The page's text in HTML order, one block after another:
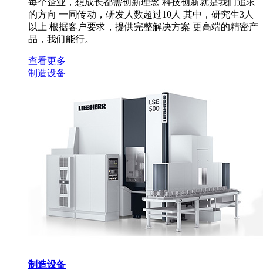
的方向 一同传动，研发人数超过10人 其中，研究生3人
以上 根据客户要求，提供完整解决方案 更高端的精密产
品，我们能行。
查看更多
制造设备
制造设备